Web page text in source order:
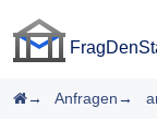
Startseite
Anfragen